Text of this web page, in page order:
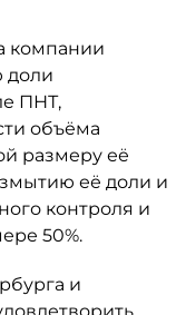
компании
доли
ПНТ,
объёма
размеру её
её доли и
контроля и
50%.
и